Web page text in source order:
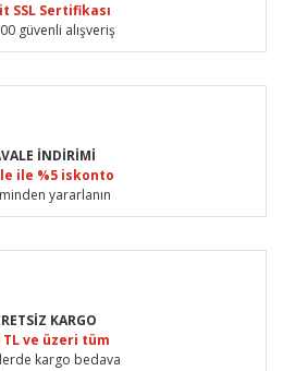
SSL Sertifikası
güvenli alışveriş
İNDİRİMİ
ile %5 iskonto
yararlanın
KARGO
TL ve üzeri tüm
kargo bedava